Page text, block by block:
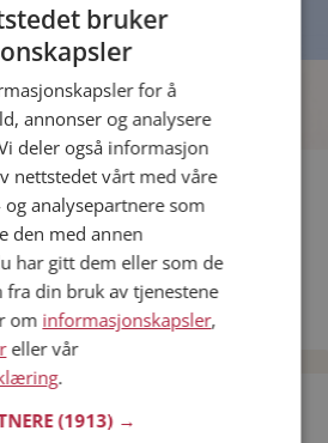
gratis!
bruker
for å
annonser og analysere
deler også informasjon
nettstedet vårt med våre
analysepartnere som
den med annen
har gitt dem eller som de
fra din bruk av tjenestene
om informasjonskapsler,
eller vår
.
(1913) →